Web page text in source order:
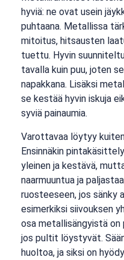
hyviä: ne ovat usein
puhtaana. Metallissa
mitoitus, hitsausten
tuettu. Hyvin
tavalla kuin puu, joten
napakkana. Lisäksi
se kestää hyvin iskuja
syviä painaumia.
Varottavaa löytyy
Ensinnäkin
yleinen ja kestävä,
naarmuuntua ja
ruosteeseen, jos sänky
esimerkiksi siivouksen
osa metallisängyistä on
jos pultit löystyvät.
huoltoa, ja siksi on